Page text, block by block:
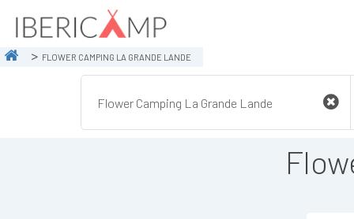
FLOWER CAMPING LA GRANDE LANDE